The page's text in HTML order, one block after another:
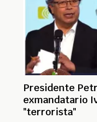
Presidente
exmandatario
"terrorista"